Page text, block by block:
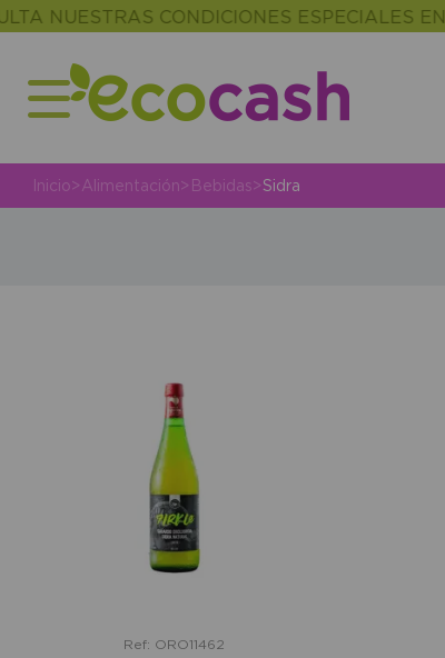
NUESTRAS CONDICIONES ESPECIALES EN EL
Inicio> Alimentación> Bebidas> Sidra
Ref: ORO11462